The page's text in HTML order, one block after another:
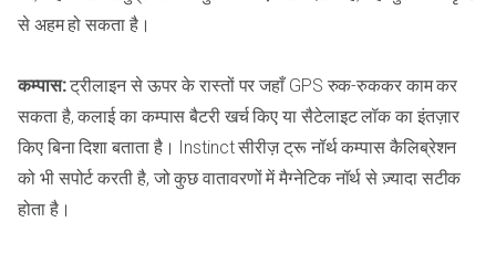
से अहम हो सकता है।
कम्पास:ट्रीलाइन से ऊपर के रास्तों पर जहाँ GPS रुक-रुककर काम कर
सकता है, कलाई का कम्पास बैटरी खर्च किए या सैटेलाइट लॉक का इंतज़ार
किए बिना दिशा बताता है। Instinct सीरीज़ ट्रू नॉर्थ कम्पास कैलिब्रेशन
को भी सपोर्ट करती है, जो कुछ वातावरणों में मैग्नेटिक नॉर्थ से ज़्यादा सटीक
होता है।